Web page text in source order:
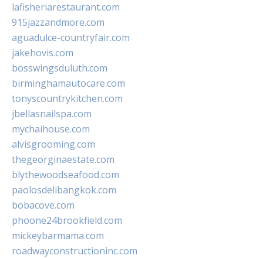
lafisheriarestaurant.com
915jazzandmore.com
aguadulce-countryfair.com
jakehovis.com
bosswingsduluth.com
birminghamautocare.com
tonyscountrykitchen.com
jbellasnailspa.com
mychaihouse.com
alvisgrooming.com
thegeorginaestate.com
blythewoodseafood.com
paolosdelibangkok.com
bobacove.com
phoone24brookfield.com
mickeybarmama.com
roadwayconstructioninc.com